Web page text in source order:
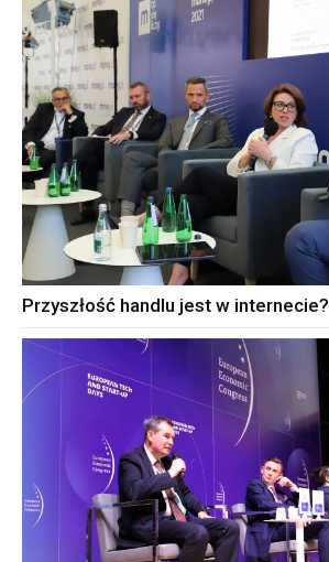
Przyszłość handlu jest w internecie?